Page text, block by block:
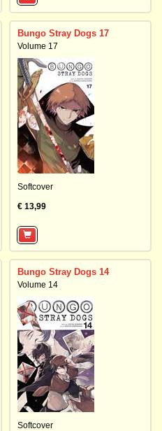
Bungo Stray Dogs 17
Volume 17
Softcover
€ 13,99
Bungo Stray Dogs 14
Volume 14
Softcover